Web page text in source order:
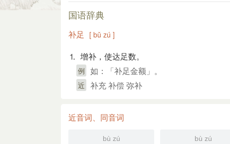
国语辞典
补足 [ bǔ zú ]
⒈ 增补，使达足数。
例 如：「补足金额」。
近 补充 补偿 弥补
近音词、同音词
bù zú bù zú